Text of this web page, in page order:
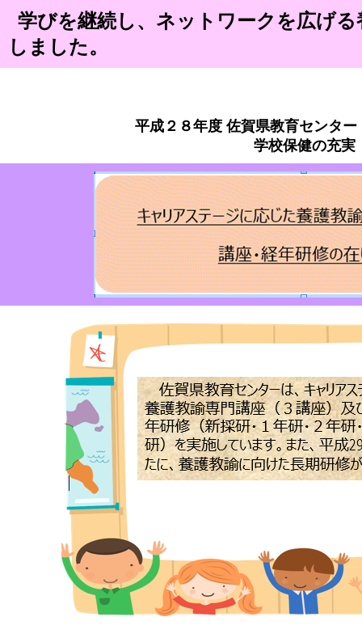
学びを継続し、ネットワークを広げ
しました。
平成２８年度 佐賀県教育センタ
学校保健の充実